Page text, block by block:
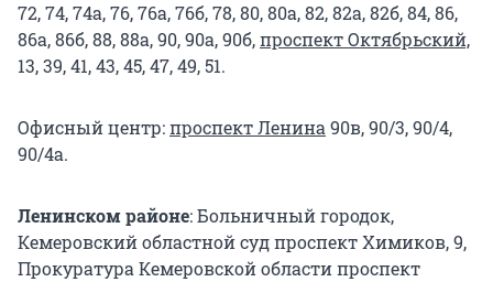
72, 74, 74а, 76, 76а, 76б, 78, 80, 80а, 82, 82а, 82б, 84, 86,
86а, 86б, 88, 88а, 90, 90а, 90б,проспект Октябрьский,
13, 39, 41, 43, 45, 47, 49, 51.
Офисный центр:проспект Ленина90в, 90/3, 90/4,
90/4а.
Ленинском районе: Больничный городок,
Кемеровский областной суд проспект Химиков, 9,
Прокуратура Кемеровской области проспект